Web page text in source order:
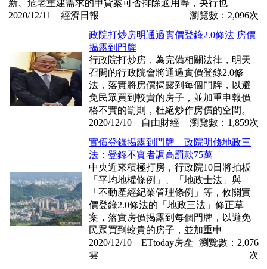
新、危老重建需求的申貸案可否排除適用等，央行也
2020/12/11 經濟日報
瀏覽數：2,096次
政院打炒房明通過實價登錄2.0修法 房價
揭露到門牌
行政院打炒房，為完備相關法律，明天
召開的行政院會將通過實價登錄2.0修
法，落實將房價揭露到每個門牌，以避
免民眾買到較貴的房子，並加重申報價
格不實的罰則，杜絕炒作房價的空間。
2020/12/10 自由財經
瀏覽數：1,859次
實價登錄揭露到門牌 政院明修地政三
法：登錄不實者調高罰款75萬
中央近來積極打房，行政院10日將拍板
「平均地權條例」、「地政士法」與
「不動產經紀業管理條例」等，攸關實
價登錄2.0修法的「地政三法」修正草
案，落實房價揭露到每個門牌，以避免
民眾買到較貴的房子，並加重申
2020/12/10 ETtoday房產
雲
瀏覽數：2,076
次